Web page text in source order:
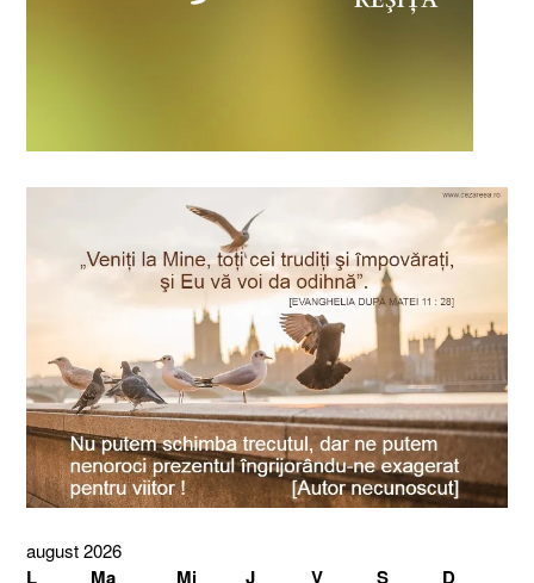
august 2026
L Ma Mi J V S D